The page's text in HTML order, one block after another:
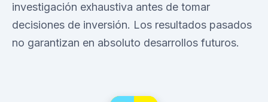
investigación exhaustiva antes de tomar
decisiones de inversión. Los resultados pasados
no garantizan en absoluto desarrollos futuros.